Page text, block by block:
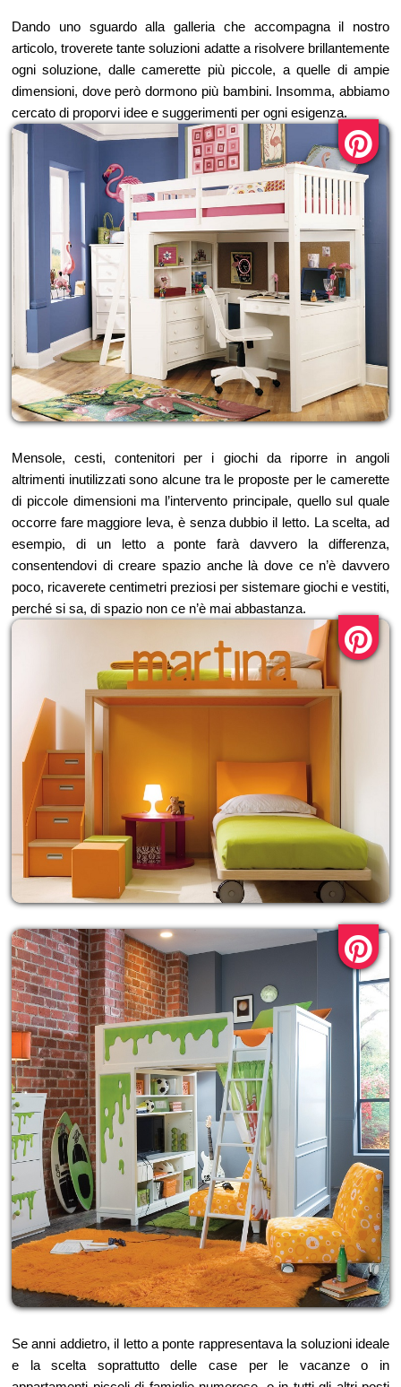
Dando uno sguardo alla galleria che accompagna il nostro
articolo, troverete tante soluzioni adatte a risolvere brillantemente
ogni soluzione, dalle camerette più piccole, a quelle di ampie
dimensioni, dove però dormono più bambini. Insomma, abbiamo
cercato di proporvi idee e suggerimenti per ogni esigenza.
Mensole, cesti, contenitori per i giochi da riporre in angoli
altrimenti inutilizzati sono alcune tra le proposte per le camerette
di piccole dimensioni ma l’intervento principale, quello sul quale
occorre fare maggiore leva, è senza dubbio il letto. La scelta, ad
esempio, di un letto a ponte farà davvero la differenza,
consentendovi di creare spazio anche là dove ce n’è davvero
poco, ricaverete centimetri preziosi per sistemare giochi e vestiti,
perché si sa, di spazio non ce n’è mai abbastanza.
Se anni addietro, il letto a ponte rappresentava la soluzioni ideale
e la scelta soprattutto delle case per le vacanze o in